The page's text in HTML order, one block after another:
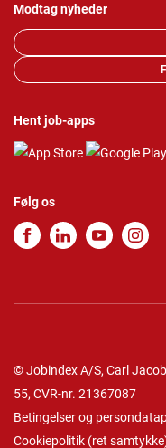
Modtag nyheder
Hent job-apps
Følg os
© Jobindex A/S, Carl
55, CVR-nr. 21367087
Betingelser og
Cookiepolitik (ret samtykke